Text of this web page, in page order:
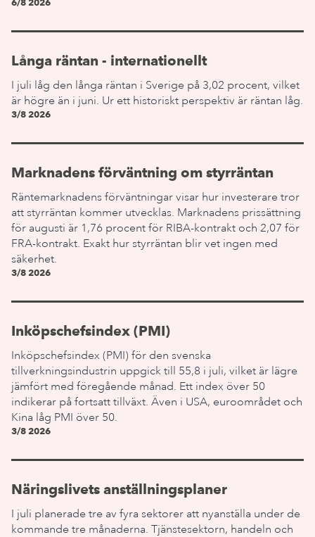
Långa räntan - internationellt
I juli låg den långa räntan i Sverige på 3,02 procent, vilket
är högre än i juni. Ur ett historiskt perspektiv är räntan låg.
3/8 2026
Marknadens förväntning om styrräntan
Räntemarknadens förväntningar visar hur investerare tror
att styrräntan kommer utvecklas. Marknadens prissättning
för augusti är 1,76 procent för RIBA-kontrakt och 2,07 för
FRA-kontrakt. Exakt hur styrräntan blir vet ingen med
säkerhet.
3/8 2026
Inköpschefsindex (PMI)
Inköpschefsindex (PMI) för den svenska
tillverkningsindustrin uppgick till 55,8 i juli, vilket är lägre
jämfört med föregående månad. Ett index över 50
indikerar på fortsatt tillväxt. Även i USA, euroområdet och
Kina låg PMI över 50.
3/8 2026
Näringslivets anställningsplaner
I juli planerade tre av fyra sektorer att nyanställa under de
kommande tre månaderna. Tjänstesektorn, handeln och